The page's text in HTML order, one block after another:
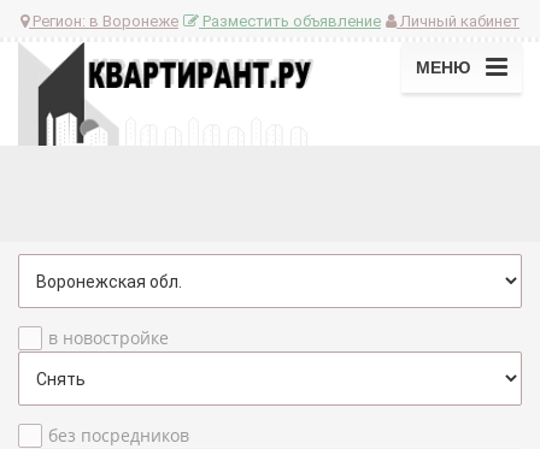
Регион: в Воронеже Личный кабинет
Разместить объявление
МЕНЮ
в новостройке
без посредников